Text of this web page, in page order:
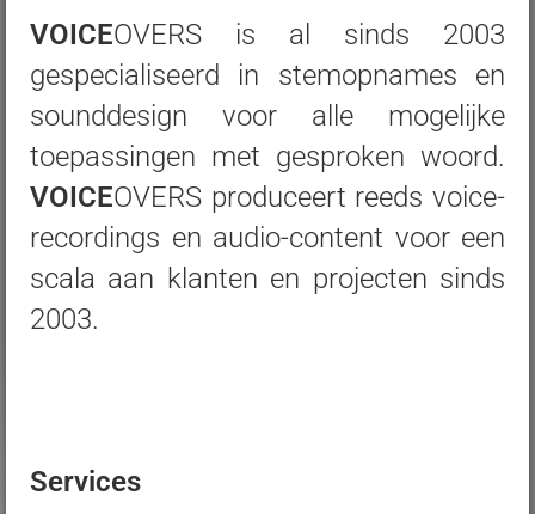
VOICEOVERS is al sinds 2003
gespecialiseerd in stemopnames en
sounddesign voor alle mogelijke
toepassingen met gesproken woord.
VOICEOVERS produceert reeds voice-
recordings en audio-content voor een
scala aan klanten en projecten sinds
2003.
Services